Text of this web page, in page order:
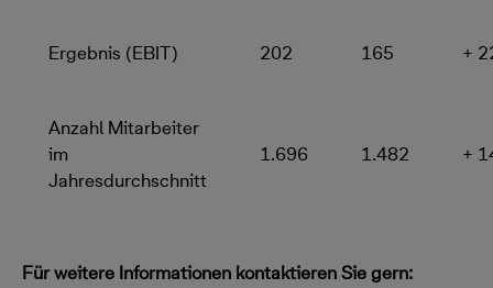
Ergebnis (EBIT) 202 165 +
Anzahl Mitarbeiter
im
Jahresdurchschnitt
1.696 1.482 +
Für weitere Informationen kontaktieren Sie gern: